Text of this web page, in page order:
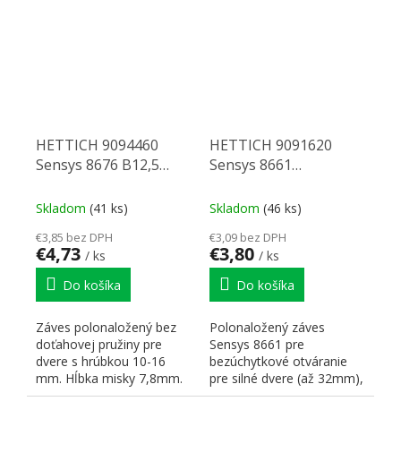
HETTICH 9094460
Sensys 8676 B12,5
pre tenké dvere, SiSy
Skladom (41 ks)
€3,85 bez DPH
€4,73 / ks
Do košíka
Záves polonaložený bez
doťahovej pružiny pre
dvere s hrúbkou 10-16
mm. Hĺbka misky 7,8mm.
Pre korpus DTDL18
HETTICH 9091620
Sensys 8661
hr. až 32mm, 45x9.5,
Skladom (46 ks)
€3,09 bez DPH
€3,80 / ks
Do košíka
Polonaložený záves
Sensys 8661 pre
bezúchytkové otváranie
pre silné dvere (až 32mm),
uhol otvorenia 95°,